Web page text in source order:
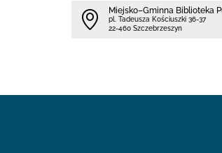
Miejsko–Gminna Biblioteka
pl. Tadeusza Kościuszki 36-37
22-460 Szczebrzeszyn